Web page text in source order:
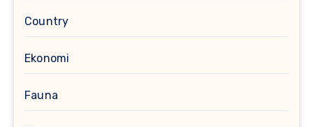
Country
Ekonomi
Fauna